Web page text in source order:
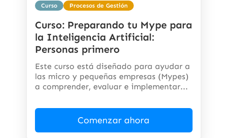
Curso Procesos de Gestión
Curso: Preparando tu Mype para
la Inteligencia Artificial:
Personas primero
Este curso está diseñado para ayudar a
las micro y pequeñas empresas (Mypes)
a comprender, evaluar e implementar...
Comenzar ahora